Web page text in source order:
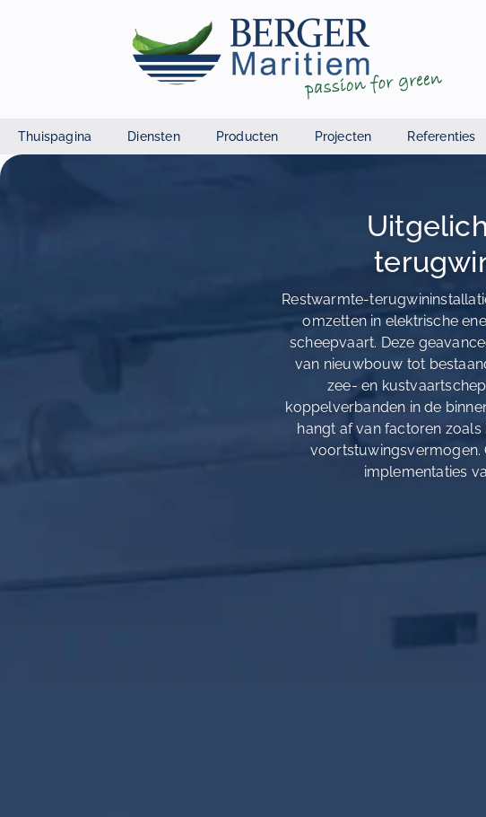
Thuispagina Diensten Producten Projecten Referenties
Restwarmte-
omzetten in elektrische
scheepvaart. Deze
van nieuwbouw tot
zee- en
koppelverbanden in de
hangt af van factoren
voortstuwingsvermogen.
implementaties